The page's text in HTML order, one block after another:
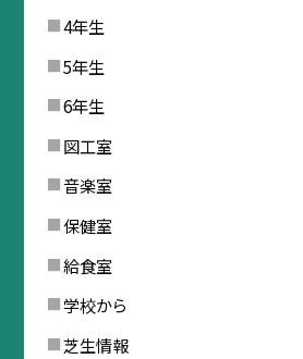
4年生
5年生
6年生
図工室
音楽室
保健室
給食室
学校から
芝生情報